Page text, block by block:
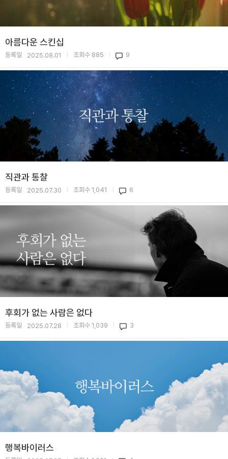
아름다운 스킨십
등록일 2025.08.01 조회수 885 9
직관과 통찰
등록일 2025.07.30 조회수 1,041 6
후회가 없는 사람은 없다
등록일 2025.07.28 조회수 1,039 3
행복바이러스